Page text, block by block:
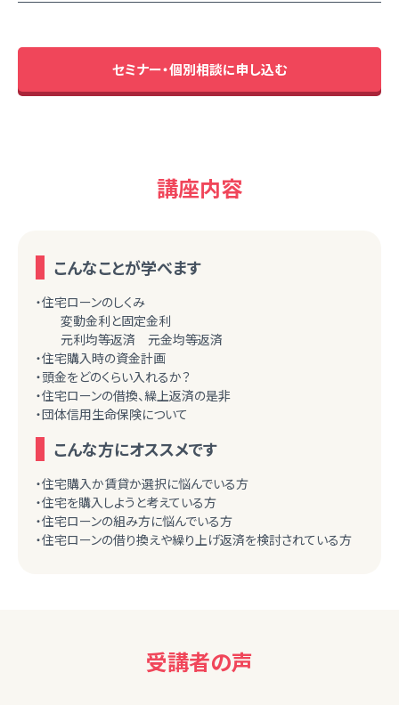
セミナー・個別相談に申し込む
講座内容
こんなことが学べます
・住宅ローンのしくみ
変動金利と固定金利
元利均等返済 元金均等返済
・住宅購入時の資金計画
・頭金をどのくらい入れるか？
・住宅ローンの借換、繰上返済の是非
・団体信用生命保険について
こんな方にオススメです
・住宅購入か賃貸か選択に悩んでいる方
・住宅を購入しようと考えている方
・住宅ローンの組み方に悩んでいる方
・住宅ローンの借り換えや繰り上げ返済を検討されている方
受講者の声